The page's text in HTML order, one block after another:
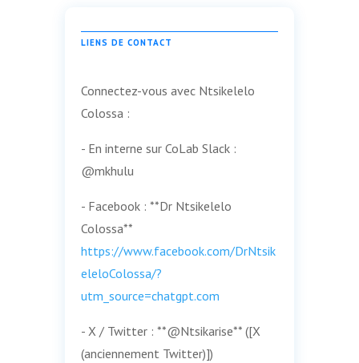
LIENS DE CONTACT
Connectez-vous avec Ntsikelelo
Colossa :
- En interne sur CoLab Slack :
@mkhulu
- Facebook : **Dr Ntsikelelo
Colossa**
https://www.facebook.com/DrNtsik
eleloColossa/?
utm_source=chatgpt.com
- X / Twitter : **@Ntsikarise** ([X
(anciennement Twitter)])